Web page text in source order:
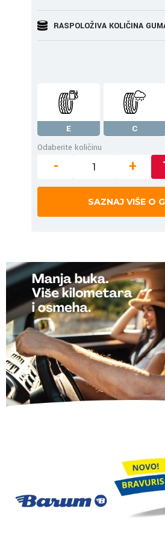
RASPOLOŽIVA KOLIČINA
E C
Odaberite količinu
- +
SAZNAJ VIŠE O